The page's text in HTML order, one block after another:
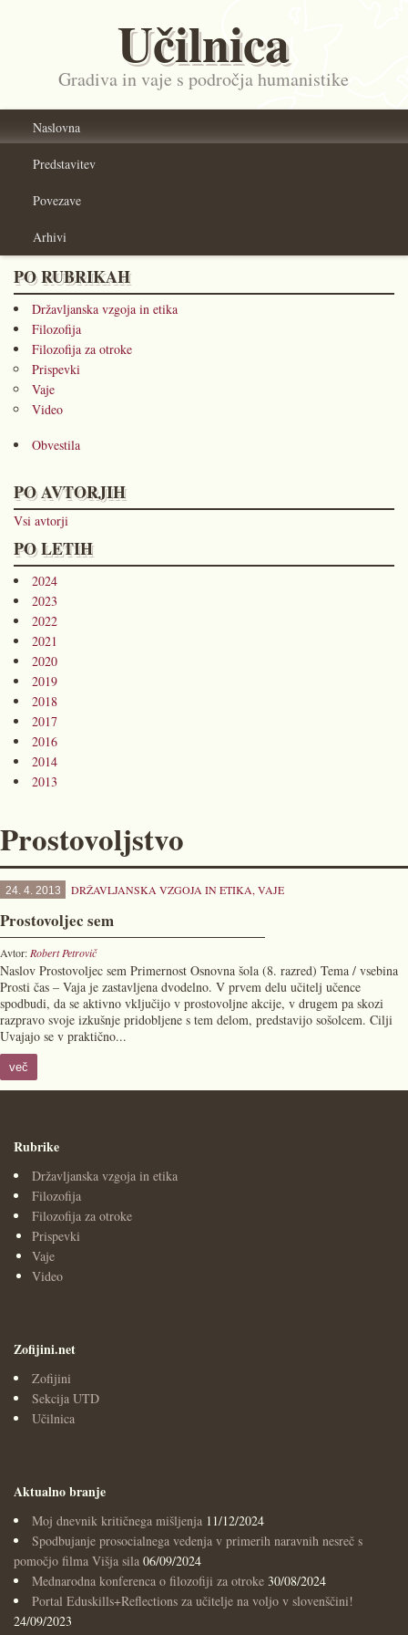
Učilnica
Gradiva in vaje s področja humanistike
Naslovna
Predstavitev
Povezave
Arhivi
PO RUBRIKAH
Državljanska vzgoja in etika
Filozofija
Filozofija za otroke
Prispevki
Vaje
Video
Obvestila
PO AVTORJIH
Vsi avtorji
PO LETIH
2024
2023
2022
2021
2020
2019
2018
2017
2016
2014
2013
Prostovoljstvo
24. 4. 2013 DRŽAVLJANSKA VZGOJA IN ETIKA, VAJE
Prostovoljec sem
Avtor: Robert Petrovič
Naslov Prostovoljec sem Primernost Osnovna šola (8. razred) Tema / vsebina
Prosti čas – Vaja je zastavljena dvodelno. V prvem delu učitelj učence
spodbudi, da se aktivno vključijo v prostovoljne akcije, v drugem pa skozi
razpravo svoje izkušnje pridobljene s tem delom, predstavijo sošolcem. Cilji
Uvajajo se v praktično...
več
Rubrike
Državljanska vzgoja in etika
Filozofija
Filozofija za otroke
Prispevki
Vaje
Video
Zofijini.net
Zofijini
Sekcija UTD
Učilnica
Aktualno branje
Moj dnevnik kritičnega mišljenja 11/12/2024
Spodbujanje prosocialnega vedenja v primerih naravnih nesreč s
pomočjo filma Višja sila 06/09/2024
Mednarodna konferenca o filozofiji za otroke 30/08/2024
Portal Eduskills+Reflections za učitelje na voljo v slovenščini!
24/09/2023